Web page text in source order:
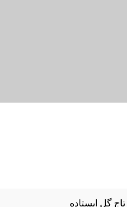
تاج گل ایستاده